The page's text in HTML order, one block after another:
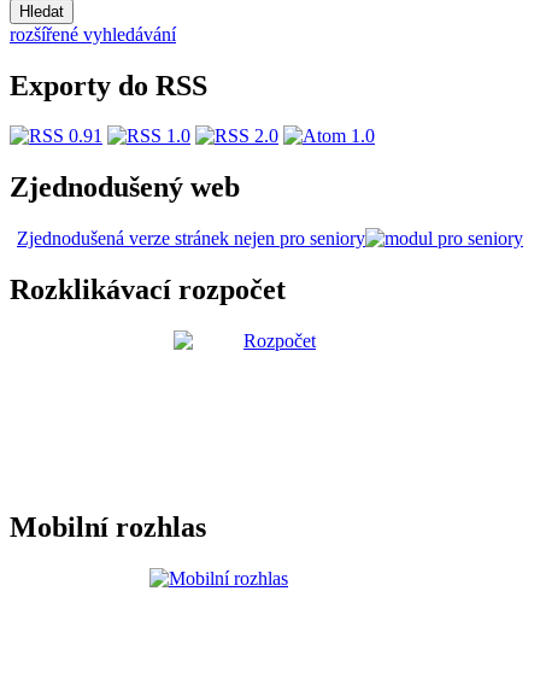
Hledat
rozšířené vyhledávání
Exporty do RSS
Zjednodušený web
Zjednodušená verze stránek nejen pro seniory
Rozklikávací rozpočet
Mobilní rozhlas